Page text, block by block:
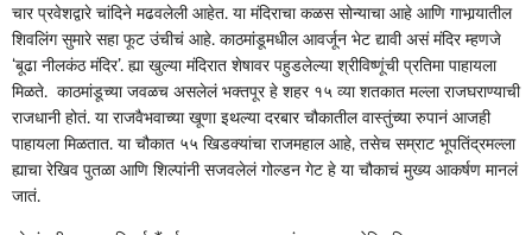
चार प्रवेशद्वारे चांदिने मढवलेली आहेत. या मंदिराचा कळस सोन्याचा आहे आणि गाभार्‍यातील
शिवलिंग सुमारे सहा फूट उंचीचं आहे. काठमांडूमधील आवर्जून भेट द्यावी असं मंदिर म्हणजे
‘बूढा नीलकंठ मंदिर’. ह्या खुल्या मंदिरात शेषावर पहुडलेल्या श्रीविष्णूंची प्रतिमा पाहायला
मिळते. काठमांडूच्या जवळच असलेलं भक्तपूर हे शहर १५ व्या शतकात मल्ला राजघराण्याची
राजधानी होतं. या राजवैभवाच्या खूणा इथल्या दरबार चौकातील वास्तुंच्या रुपानं आजही
पाहायला मिळतात. या चौकात ५५ खिडक्यांचा राजमहाल आहे, तसेच सम्राट भूपतिंद्रमल्ला
ह्याचा रेखिव पुतळा आणि शिल्पांनी सजवलेलं गोल्डन गेट हे या चौकाचं मुख्य आकर्षण मानलं
जातं.